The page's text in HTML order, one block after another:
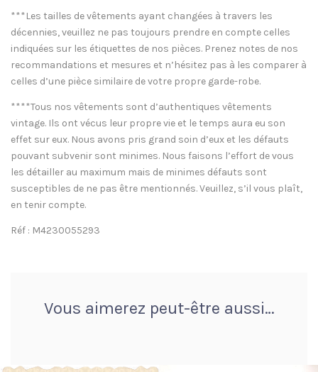
***Les tailles de vêtements ayant changées à travers les
décennies, veuillez ne pas toujours prendre en compte celles
indiquées sur les étiquettes de nos pièces. Prenez notes de nos
recommandations et mesures et n’hésitez pas à les comparer à
celles d’une pièce similaire de votre propre garde-robe.
****Tous nos vêtements sont d’authentiques vêtements
vintage. Ils ont vécus leur propre vie et le temps aura eu son
effet sur eux. Nous avons pris grand soin d’eux et les défauts
pouvant subvenir sont minimes. Nous faisons l’effort de vous
les détailler au maximum mais de minimes défauts sont
susceptibles de ne pas être mentionnés. Veuillez, s’il vous plaît,
en tenir compte.
Réf : M4230055293
Vous aimerez peut-être aussi…